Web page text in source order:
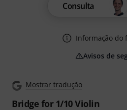
Mostrar tradução
Bridge for 1/10 Violin
Consulta
Informação do
Avisos de